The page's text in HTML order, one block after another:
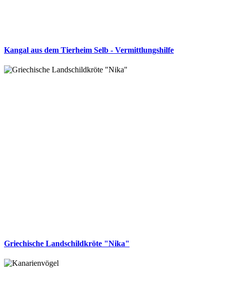
Kangal aus dem Tierheim Selb - Vermittlungshilfe
Griechische Landschildkröte "Nika"